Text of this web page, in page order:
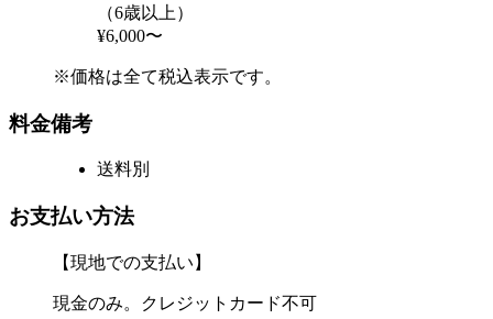
（6歳以上）
¥6,000〜
※価格は全て税込表示です。
料金備考
送料別
お支払い方法
【現地での支払い】
現金のみ。クレジットカード不可